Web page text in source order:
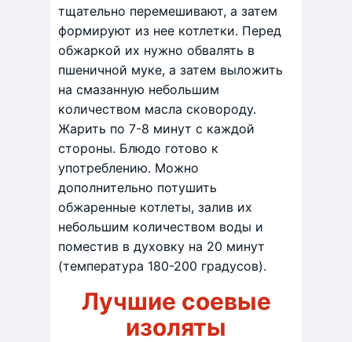
тщательно перемешивают, а затем
формируют из нее котлетки. Перед
обжаркой их нужно обвалять в
пшеничной муке, а затем выложить
на смазанную небольшим
количеством масла сковороду.
Жарить по 7-8 минут с каждой
стороны. Блюдо готово к
употреблению. Можно
дополнительно потушить
обжаренные котлеты, залив их
небольшим количеством воды и
поместив в духовку на 20 минут
(температура 180-200 градусов).
Лучшие соевые
изоляты